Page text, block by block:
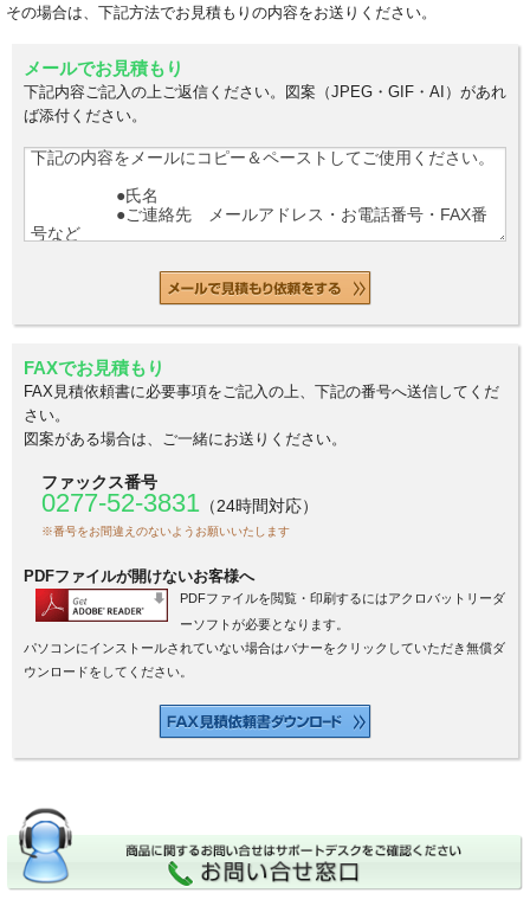
その場合は、下記方法でお見積もりの内容をお送りください。
メールでお見積もり
下記内容ご記入の上ご返信ください。図案（JPEG・GIF・AI）があれ
ば添付ください。
FAXでお見積もり
FAX見積依頼書に必要事項をご記入の上、下記の番号へ送信してくだ
さい。
図案がある場合は、ご一緒にお送りください。
ファックス番号
0277-52-3831 （24時間対応）
※番号をお間違えのないようお願いいたします
PDFファイルが開けないお客様へ
PDFファイルを閲覧・印刷するにはアクロバットリーダ
ーソフトが必要となります。
パソコンにインストールされていない場合はバナーをクリックしていただき無償ダ
ウンロードをしてください。